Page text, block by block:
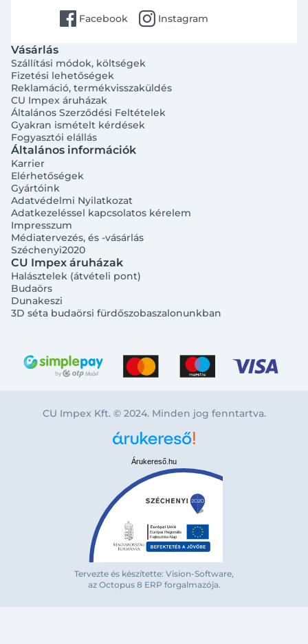
Bejelentkezés e-mail-címmel
facebook Facebook instagram Instagram
Vásárlás
Szállítási módok, költségek
Fizetési lehetőségek
Reklamáció, termékvisszaküldés
CU Impex áruházak
Általános Szerződési Feltételek
Gyakran ismételt kérdések
Fogyasztói elállás
Általános információk
Karrier
Elérhetőségek
Gyártóink
Adatvédelmi Nyilatkozat
Adatkezeléssel kapcsolatos kérelem
Impresszum
Médiatervezés, és -vásárlás
Széchenyi2020
CU Impex áruházak
Halásztelek (átvételi pont)
Budaörs
Dunakeszi
3D séta budaörsi fürdőszobaszalonunkban
CU Impex Kft. © 2024. Minden jog fenntartva.
Árukereső.hu
Tervezte és készítette: Vision-Software,
az Octopus 8 ERP forgalmazója.